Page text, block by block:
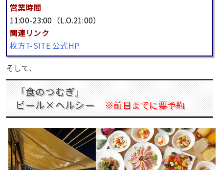
営業時間
11:00-23:00（L.O.21:00）
関連リンク
枚方T-SITE 公式HP
そして、
「食のつむぎ」
ビール×ヘルシー※前日までに要予約